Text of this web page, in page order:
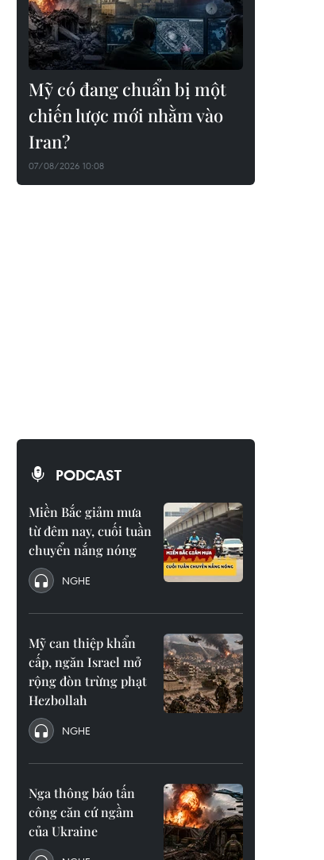
Mỹ có đang chuẩn bị một
chiến lược mới nhằm vào
Iran?
07/08/2026 10:08
PODCAST
Miền Bắc giảm mưa
từ đêm nay, cuối tuần
chuyển nắng nóng
NGHE
Mỹ can thiệp khẩn
cấp, ngăn Israel mở
rộng đòn trừng phạt
Hezbollah
NGHE
Nga thông báo tấn
công căn cứ ngầm
của Ukraine